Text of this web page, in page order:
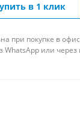
в 1 клик
при покупке в
WhatsApp или